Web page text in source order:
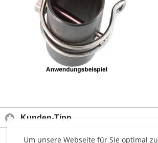
Um unsere Webseite für Sie optimal zu
Kunden-Tipp